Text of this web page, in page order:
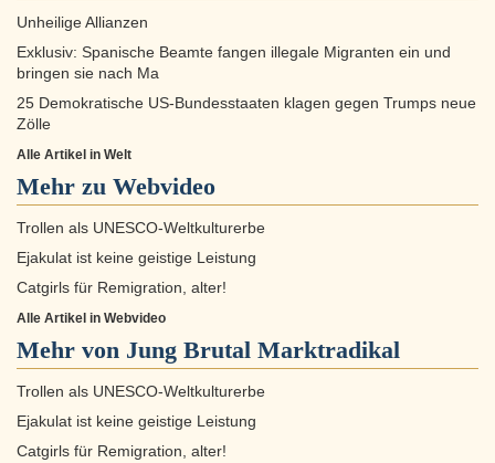
Unheilige Allianzen
Exklusiv: Spanische Beamte fangen illegale Migranten ein und
bringen sie nach Ma
25 Demokratische US-Bundesstaaten klagen gegen Trumps neue
Zölle
Alle Artikel in Welt
Mehr zu Webvideo
Trollen als UNESCO-Weltkulturerbe
Ejakulat ist keine geistige Leistung
Catgirls für Remigration, alter!
Alle Artikel in Webvideo
Mehr von Jung Brutal Marktradikal
Trollen als UNESCO-Weltkulturerbe
Ejakulat ist keine geistige Leistung
Catgirls für Remigration, alter!